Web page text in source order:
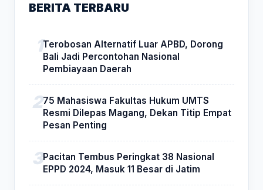
BERITA TERBARU
Terobosan Alternatif Luar APBD, Dorong
Bali Jadi Percontohan Nasional
Pembiayaan Daerah
75 Mahasiswa Fakultas Hukum UMTS
Resmi Dilepas Magang, Dekan Titip Empat
Pesan Penting
Pacitan Tembus Peringkat 38 Nasional
EPPD 2024, Masuk 11 Besar di Jatim